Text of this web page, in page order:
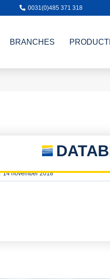
0031(0)485 371 318
BRANCHES
14 november 2018